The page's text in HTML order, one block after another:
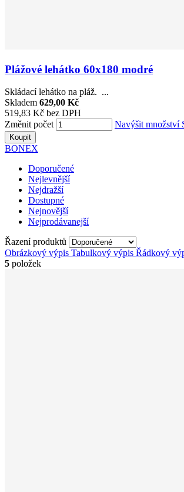
Plážové lehátko 60x180 modré
Skládací lehátko na pláž. ...
Skladem 629,00 Kč
519,83 Kč bez DPH
Změnit počet
Navýšit množství
Koupit
BONEX
Doporučené
Nejlevnější
Nejdražší
Dostupné
Nejnovější
Nejprodávanejší
Řazení produktů
Obrázkový výpis Tabulkový výpis Řádkový
5 položek